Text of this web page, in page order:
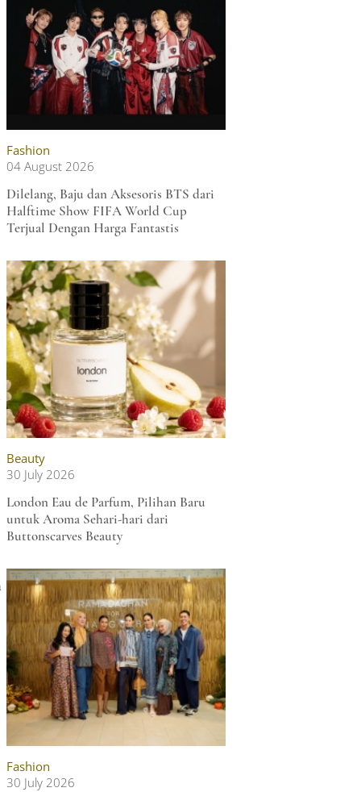
Fashion
04 August 2026
Dilelang, Baju dan Aksesoris BTS dari
Halftime Show FIFA World Cup
Terjual Dengan Harga Fantastis
Beauty
30 July 2026
London Eau de Parfum, Pilihan Baru
untuk Aroma Sehari-hari dari
Buttonscarves Beauty
Fashion
30 July 2026